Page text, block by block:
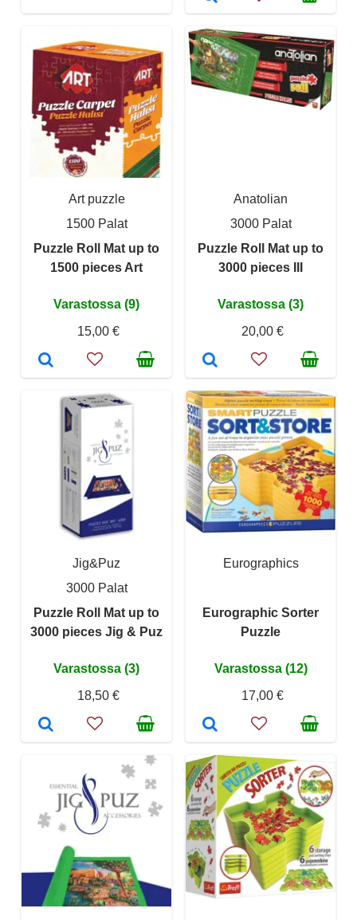
Art puzzle
1500 Palat
Puzzle Roll Mat up to
1500 pieces Art
Varastossa (9)
15,00 €
Anatolian
3000 Palat
Puzzle Roll Mat up to
3000 pieces III
Varastossa (3)
20,00 €
Jig&Puz
3000 Palat
Puzzle Roll Mat up to
3000 pieces Jig & Puz
Varastossa (3)
18,50 €
Eurographics
Eurographic Sorter
Puzzle
Varastossa (12)
17,00 €